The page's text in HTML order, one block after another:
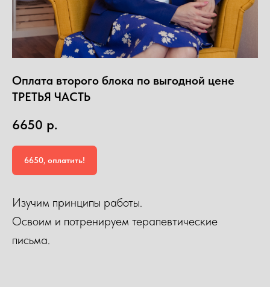
Оплата второго блока по выгодной цене
ТРЕТЬЯ ЧАСТЬ
6650 р.
6650, оплатить!
Изучим принципы работы.
Освоим и потренируем терапевтические
письма.